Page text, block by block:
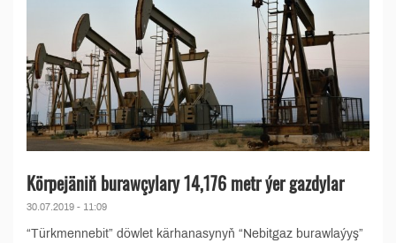
Körpejäniň burawçylary 14,176 metr ýer gazdylar
30.07.2019 - 11:09
“Türkmennebit” döwlet kärhanasynyň “Nebitgaz burawlaýyş”